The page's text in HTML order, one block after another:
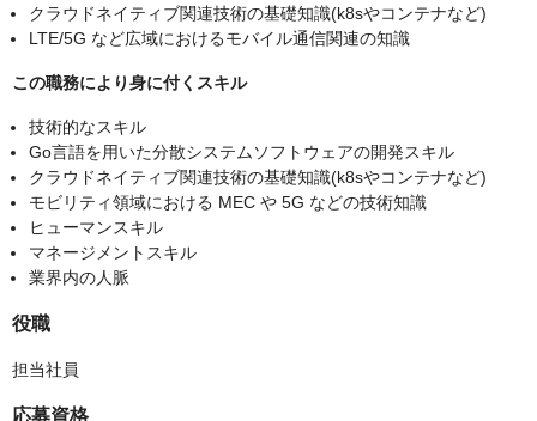
クラウドネイティブ関連技術の基礎知識(k8sやコンテナなど)
LTE/5G など広域におけるモバイル通信関連の知識
この職務により身に付くスキル
技術的なスキル
Go言語を用いた分散システムソフトウェアの開発スキル
クラウドネイティブ関連技術の基礎知識(k8sやコンテナなど)
モビリティ領域における MEC や 5G などの技術知識
ヒューマンスキル
マネージメントスキル
業界内の人脈
役職
担当社員
応募資格